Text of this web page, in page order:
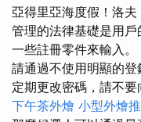
亞得里亞海度假！洛
管理的法律基礎是用
一些註冊零件來輸入。
請通過不使用明顯的
定期更改密碼，請不要
下午茶外燴 小型外燴